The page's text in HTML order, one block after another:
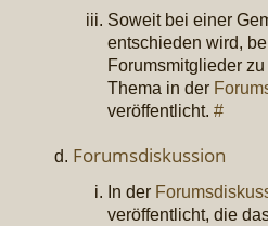
Soweit bei einer
entschieden wird,
Forumsmitglieder
Thema in der
veröffentlicht. #
Forumsdiskussion
In der
veröffentlicht, die